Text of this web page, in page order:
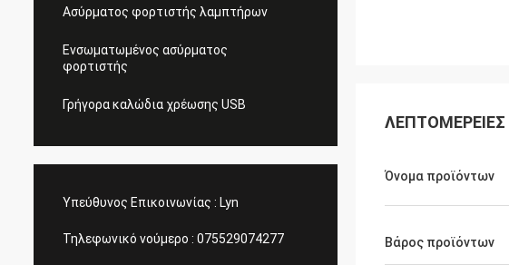
Ασύρματος φορτιστής λαμπτήρων
Ενσωματωμένος ασύρματος
φορτιστής
Γρήγορα καλώδια χρέωσης USB
Υπεύθυνος Επικοινωνίας : Lyn
Τηλεφωνικό νούμερο : 075529074277
ΛΕΠΤΟΜΈΡΕΙΕΣ
Όνομα προϊόντων
Βάρος προϊόντων